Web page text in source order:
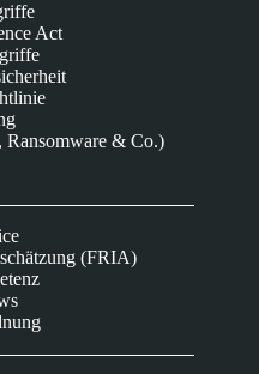
Act
Ransomware & Co.)
(FRIA)